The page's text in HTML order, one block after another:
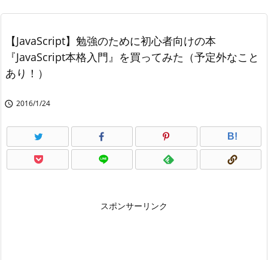
【JavaScript】勉強のために初心者向けの本
『JavaScript本格入門』を買ってみた（予定外なこと
あり！）
 2016/1/24
B!
スポンサーリンク